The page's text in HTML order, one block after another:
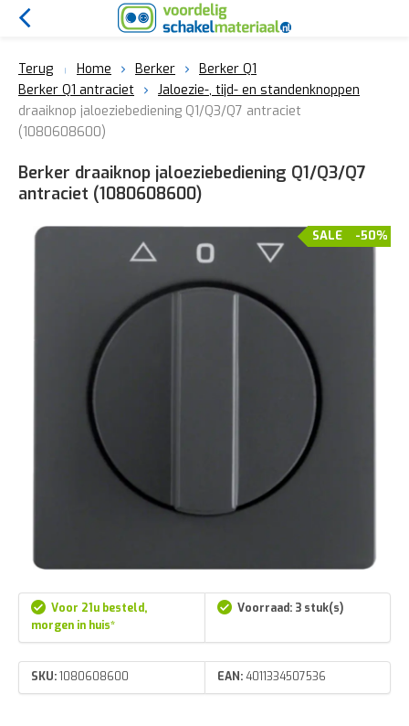
Terug Home Berker
Berker Q1
Berker Q1 antraciet
Jaloezie-, tijd- en standenknoppen
draaiknop jaloeziebediening Q1/Q3/Q7 antraciet
(1080608600)
Berker draaiknop jaloeziebediening Q1/Q3/Q7
antraciet (1080608600)
-50%
SALE
Voor 21u besteld,
morgen in huis*
Voorraad: 3 stuk(s)
SKU:1080608600 EAN:4011334507536